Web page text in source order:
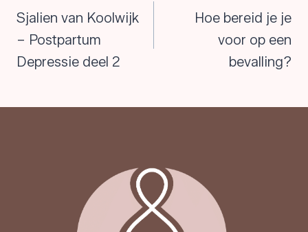
navigatie
Sjalien van Koolwijk
– Postpartum
Depressie deel 2
Hoe bereid je je
voor op een
bevalling?